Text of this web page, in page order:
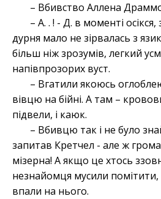
– Вбивство Аллена
– А. . ! - Д. в моменті
дурня мало не зірвалась з
більш ніж зрозумів, легкий
напівпрозорих вуст.
– Вгатили якоюсь
вівцю на бійні. А там –
підвели, і каюк.
– Вбивцю так і не було
запитав Кретчел - але ж
мізерна! А якщо це хтось
незнайомця мусили помітити,
впали на нього.